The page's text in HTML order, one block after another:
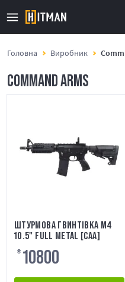
Головна Виробник
COMMAND ARMS
ШТУРМОВА ГВИНТІВКА M4
10.5" FULL METAL [CAA]
₴ 10800